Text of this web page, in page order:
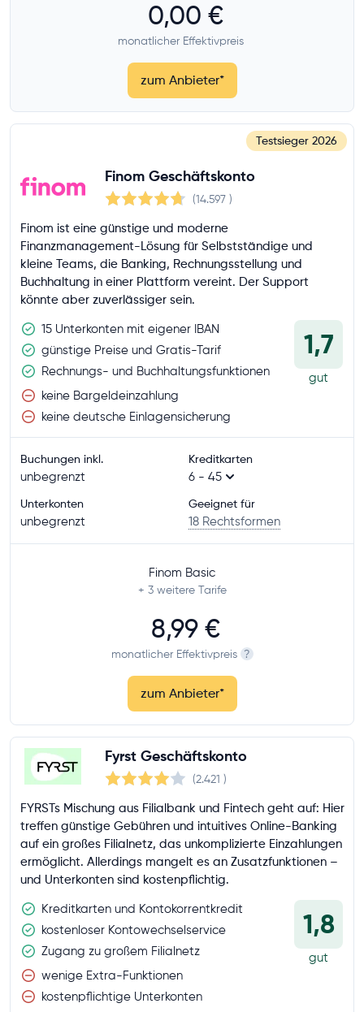
0,00 €
monatlicher Effektivpreis
zum Anbieter*
Testsieger 2026
Finom Geschäftskonto
(14.597 )
Finom ist eine günstige und moderne
Finanzmanagement-Lösung für Selbstständige und
kleine Teams, die Banking, Rechnungsstellung und
Buchhaltung in einer Plattform vereint. Der Support
könnte aber zuverlässiger sein.
15 Unterkonten mit eigener IBAN
günstige Preise und Gratis-Tarif
Rechnungs- und Buchhaltungsfunktionen
keine Bargeldeinzahlung
keine deutsche Einlagensicherung
1,7
gut
Buchungen inkl.
unbegrenzt
Kreditkarten
6 - 45
Unterkonten
unbegrenzt
Geeignet für
18 Rechtsformen
Finom Basic
+ 3 weitere Tarife
8,99 €
monatlicher Effektivpreis ?
zum Anbieter*
Fyrst Geschäftskonto
(2.421 )
FYRSTs Mischung aus Filialbank und Fintech geht auf: Hier
treffen günstige Gebühren und intuitives Online-Banking
auf ein großes Filialnetz, das unkomplizierte Einzahlungen
ermöglicht. Allerdings mangelt es an Zusatzfunktionen –
und Unterkonten sind kostenpflichtig.
Kreditkarten und Kontokorrentkredit
kostenloser Kontowechselservice
Zugang zu großem Filialnetz
wenige Extra-Funktionen
kostenpflichtige Unterkonten
1,8
gut